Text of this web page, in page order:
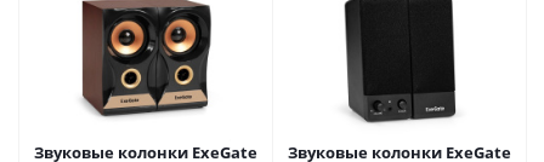
Звуковые колонки ExeGate
Звуковые колонки ExeGate